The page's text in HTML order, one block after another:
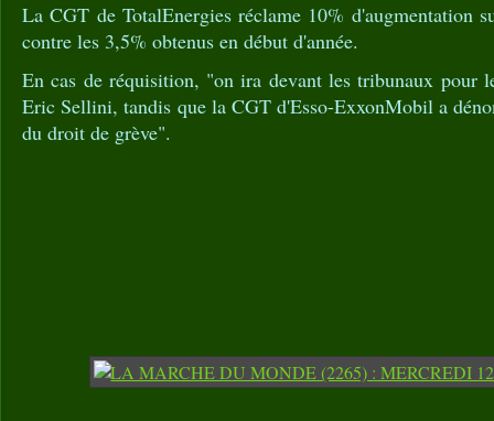
La CGT de TotalEnergies réclame 10% d'augmentation
contre les 3,5% obtenus en début d'année.
En cas de réquisition, "on ira devant les tribunaux pour
Eric Sellini, tandis que la CGT d'Esso-ExxonMobil a
du droit de grève".